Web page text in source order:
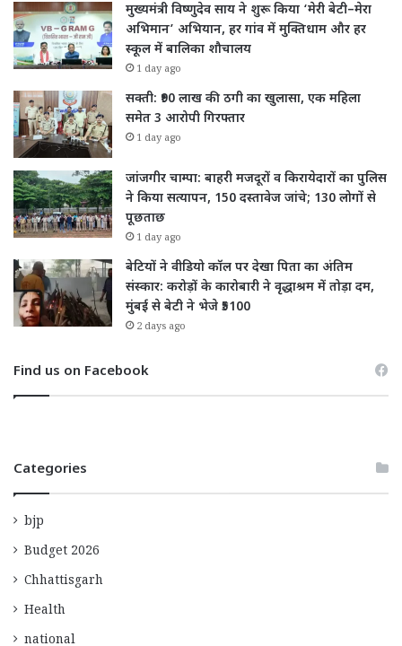
मुख्यमंत्री विष्णुदेव साय ने शुरू किया ‘मेरी बेटी–मेरा
अभिमान’ अभियान, हर गांव में मुक्तिधाम और हर
स्कूल में बालिका शौचालय
1 day ago
सक्ती: ₹90 लाख की ठगी का खुलासा, एक महिला
समेत 3 आरोपी गिरफ्तार
1 day ago
जांजगीर चाम्पा: बाहरी मजदूरों व किरायेदारों का पुलिस
ने किया सत्यापन, 150 दस्तावेज जांचे; 130 लोगों से
पूछताछ
1 day ago
बेटियों ने वीडियो कॉल पर देखा पिता का अंतिम
संस्कार: करोड़ों के कारोबारी ने वृद्धाश्रम में तोड़ा दम,
मुंबई से बेटी ने भेजे ₹5100
2 days ago
Find us on Facebook
Categories
bjp
Budget 2026
Chhattisgarh
Health
national